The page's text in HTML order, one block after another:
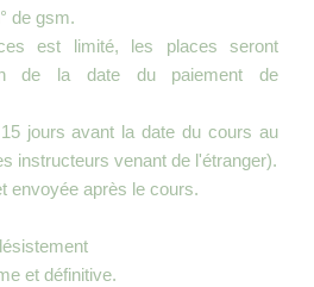
de gsm.
est limité, les places seront
de la date du paiement de
jours avant la date du cours au
instructeurs venant de l'étranger).
envoyée après le cours.
et définitive.